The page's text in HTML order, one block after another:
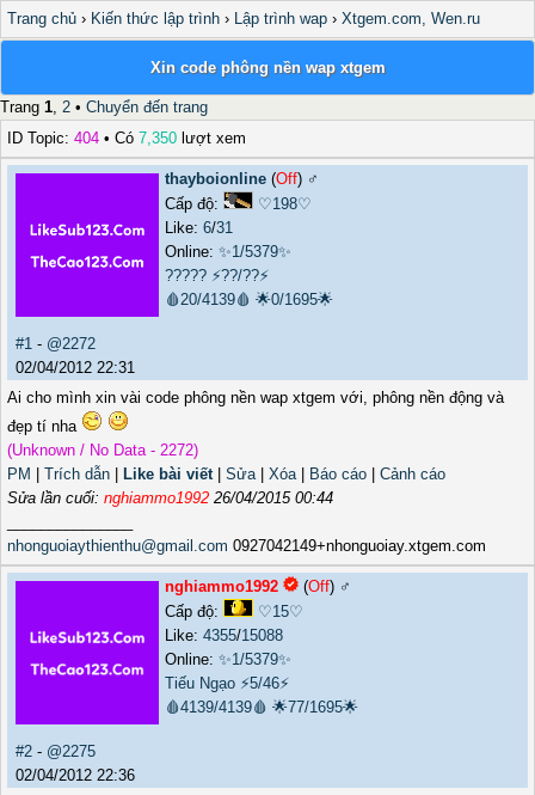
Trang chủ › Kiến thức lập trình › Lập trình wap › Xtgem.com, Wen.ru
Xin code phông nền wap xtgem
Trang 1, 2 • Chuyển đến trang
ID Topic: 404 • Có 7,350 lượt xem
thayboionline (Off) ♂️
Cấp độ:
♡198♡
Like: 6/31
Online: ✨1/5379✨
????? ⚡??/??⚡
🩸20/4139🩸 🌟0/1695🌟
#1 - @2272
02/04/2012 22:31
Ai cho mình xin vài code phông nền wap xtgem với, phông nền động và
đẹp tí nha
(Unknown / No Data - 2272)
PM
Trích dẫn Like bài viết| Sửa| Xóa| Báo cáo
Cảnh cáo
Sửa lần cuối: nghiammo1992 26/04/2015 00:44
nhonguoiaythienthu@gmail.com 0927042149+nhonguoiay.xtgem.com
nghiammo1992 (Off) ♂️
Cấp độ:
♡15♡
Like: 4355/15088
Online: ✨1/5379✨
Tiếu Ngạo ⚡5/46⚡
🩸4139/4139🩸 🌟77/1695🌟
#2 - @2275
02/04/2012 22:36